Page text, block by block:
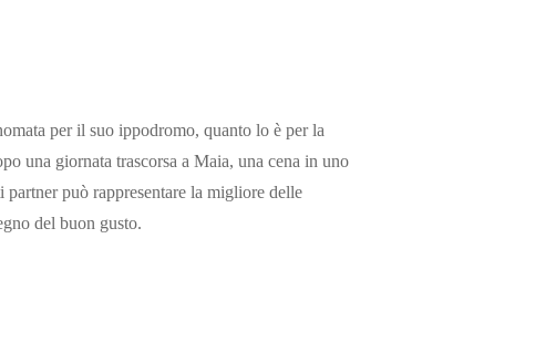
per il suo ippodromo, quanto lo è per la
una giornata trascorsa a Maia, una cena in uno
partner può rappresentare la migliore delle
del buon gusto.